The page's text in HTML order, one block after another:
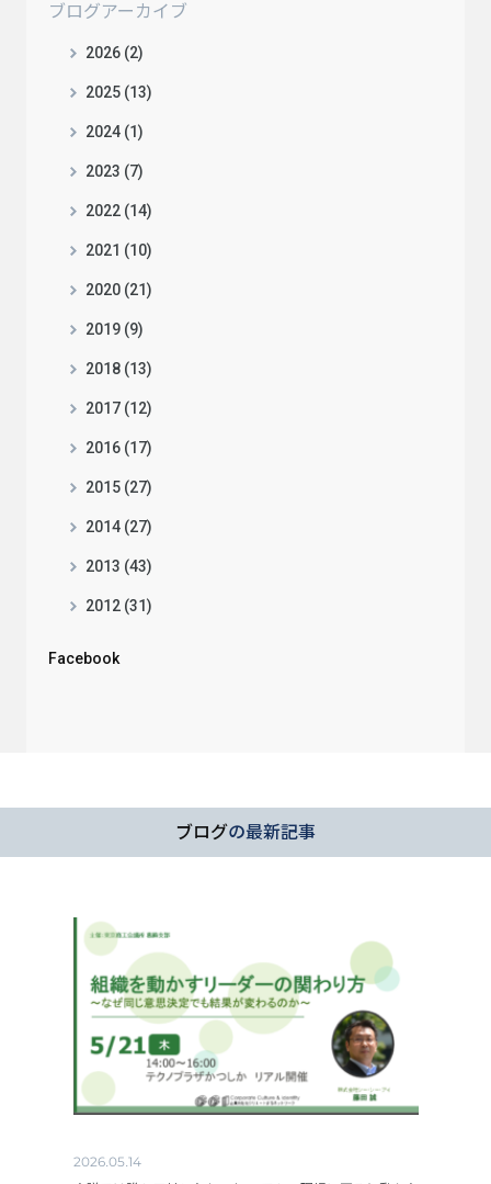
ブログアーカイブ
2026 (2)
2025 (13)
2024 (1)
2023 (7)
2022 (14)
2021 (10)
2020 (21)
2019 (9)
2018 (13)
2017 (12)
2016 (17)
2015 (27)
2014 (27)
2013 (43)
2012 (31)
Facebook
ブログの最新記事
2026.05.14